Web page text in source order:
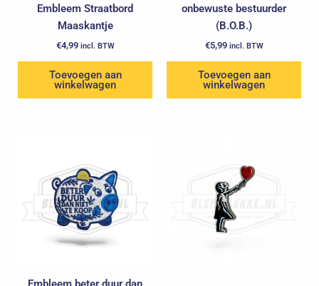
Embleem Straatbord
Maaskantje
€4,99 incl. BTW
Toevoegen aan
winkelwagen
onbewuste bestuurder
(B.O.B.)
€5,99 incl. BTW
Toevoegen aan
winkelwagen